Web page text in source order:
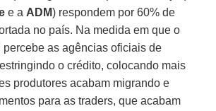
e a ADM) respondem por 60% de
no país. Na medida em que o
percebe as agências oficiais de
o crédito, colocando mais
produtores acabam migrando e
para as traders, que acabam